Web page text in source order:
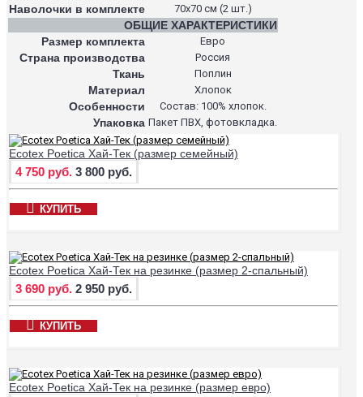
Наволочки в комплекте 70х70 см (2 шт.)
ОБЩИЕ ХАРАКТЕРИСТИКИ
Размер комплекта
Евро
Страна производства Россия
Ткань Поплин
Материал Хлопок
Особенности Состав: 100% хлопок.
Упаковка Пакет ПВХ, фотовкладка.
Ecotex Poetica Хай-Тек (размер семейный)
4 750 руб. 3 800 руб.
КУПИТЬ
Ecotex Poetica Хай-Тек на резинке (размер 2-спальный)
3 690 руб. 2 950 руб.
КУПИТЬ
Ecotex Poetica Хай-Тек на резинке (размер евро)